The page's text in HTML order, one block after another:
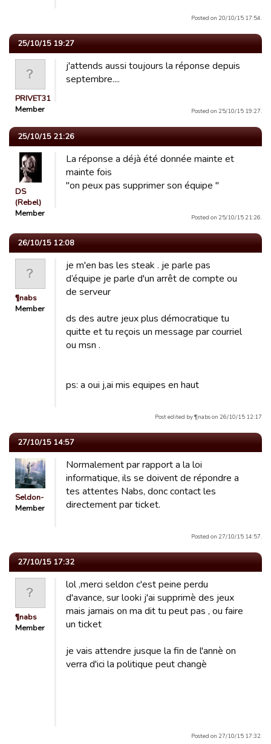
Posted on 20/10/15 17:54.
25/10/15 19:27
PRIVET31
Member
j'attends aussi toujours la réponse depuis
septembre....
Posted on 25/10/15 19:27.
25/10/15 21:26
DS
(Rebel)
Member
La réponse a déjà été donnée mainte et
mainte fois
"on peux pas supprimer son équipe "
Posted on 25/10/15 21:26.
26/10/15 12:08
¶nabs
Member
je m'en bas les steak . je parle pas
d’équipe je parle d'un arrêt de compte ou
de serveur
ds des autre jeux plus démocratique tu
quitte et tu reçois un message par courriel
ou msn .
ps: a oui j,ai mis equipes en haut
Post edited by ¶nabs on 26/10/15 12:17
27/10/15 14:57
Seldon-
Member
Normalement par rapport a la loi
informatique, ils se doivent de répondre a
tes attentes Nabs, donc contact les
directement par ticket.
Posted on 27/10/15 14:57.
27/10/15 17:32
¶nabs
Member
lol ,merci seldon c'est peine perdu
d'avance, sur looki j'ai supprimè des jeux
mais jamais on ma dit tu peut pas , ou faire
un ticket
je vais attendre jusque la fin de l'annè on
verra d'ici la politique peut changè
Posted on 27/10/15 17:32.